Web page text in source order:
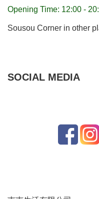
Opening Time: 12:00 -
Sousou Corner in other
SOCIAL MEDIA